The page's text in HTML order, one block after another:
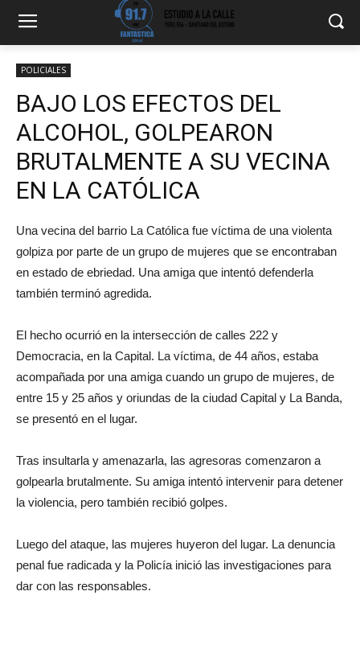
POLICIALES
BAJO LOS EFECTOS DEL
ALCOHOL, GOLPEARON
BRUTALMENTE A SU VECINA
EN LA CATÓLICA
Una vecina del barrio La Católica fue víctima de una violenta
golpiza por parte de un grupo de mujeres que se encontraban
en estado de ebriedad. Una amiga que intentó defenderla
también terminó agredida.
El hecho ocurrió en la intersección de calles 222 y
Democracia, en la Capital. La víctima, de 44 años, estaba
acompañada por una amiga cuando un grupo de mujeres, de
entre 15 y 25 años y oriundas de la ciudad Capital y La Banda,
se presentó en el lugar.
Tras insultarla y amenazarla, las agresoras comenzaron a
golpearla brutalmente. Su amiga intentó intervenir para detener
la violencia, pero también recibió golpes.
Luego del ataque, las mujeres huyeron del lugar. La denuncia
penal fue radicada y la Policía inició las investigaciones para
dar con las responsables.